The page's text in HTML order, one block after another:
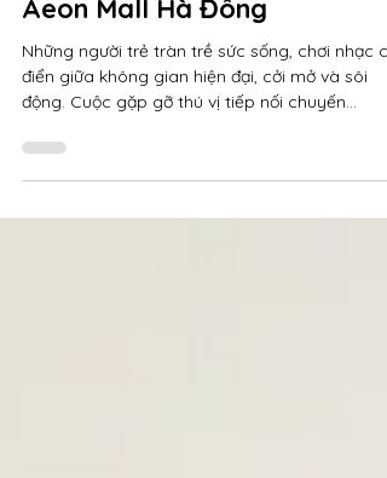
VYO Community Concert
2023: Điểm đến tiếp theo
Aeon Mall Hà Đông
Những người trẻ tràn trề sức sống, chơi nhạc cổ
động. Cuộc gặp gỡ thú vị tiếp nối chuyến...